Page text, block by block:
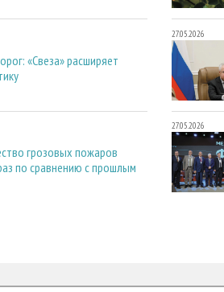
«Свеза» расширяет
грозовых пожаров
по сравнению с прошлым
27.05.2026
27.05.2026